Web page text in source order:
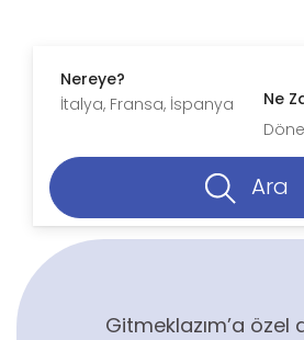
Nereye?
Ne
Ara
Gitmeklazım’a özel